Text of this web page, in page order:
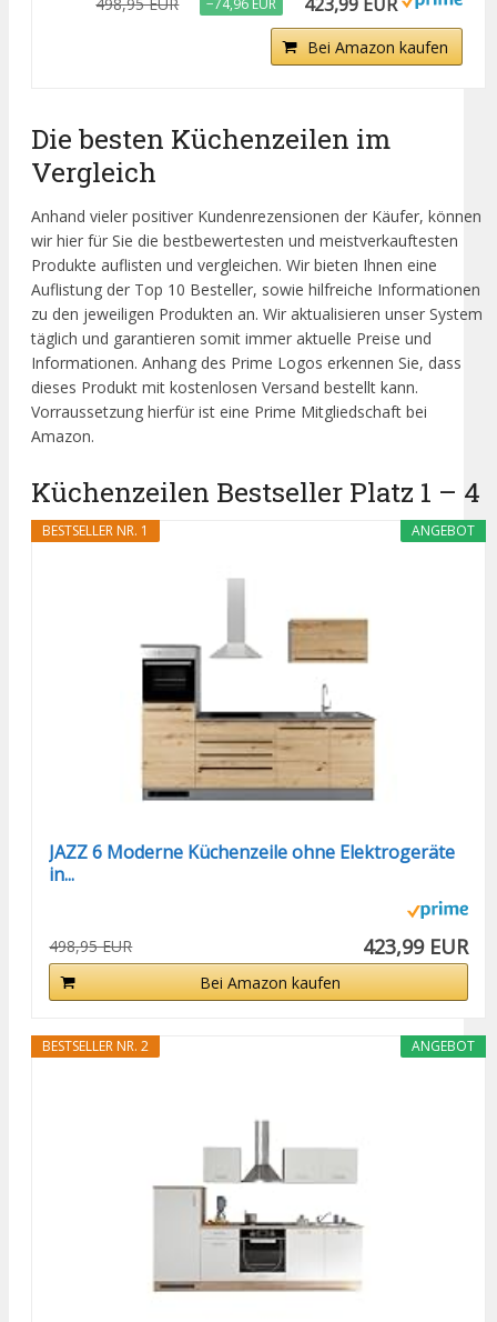
Bei Amazon kaufen
Die besten Küchenzeilen im
Vergleich
Anhand vieler positiver Kundenrezensionen der Käufer, können
wir hier für Sie die bestbewertesten und meistverkauftesten
Produkte auflisten und vergleichen. Wir bieten Ihnen eine
Auflistung der Top 10 Besteller, sowie hilfreiche Informationen
zu den jeweiligen Produkten an. Wir aktualisieren unser System
täglich und garantieren somit immer aktuelle Preise und
Informationen. Anhang des Prime Logos erkennen Sie, dass
dieses Produkt mit kostenlosen Versand bestellt kann.
Vorraussetzung hierfür ist eine Prime Mitgliedschaft bei
Amazon.
Küchenzeilen Bestseller Platz 1 – 4
ANGEBOT
BESTSELLER NR. 1
JAZZ 6 Moderne Küchenzeile ohne Elektrogeräte
in...
498,95 EUR 423,99 EUR
Bei Amazon kaufen
ANGEBOT
BESTSELLER NR. 2